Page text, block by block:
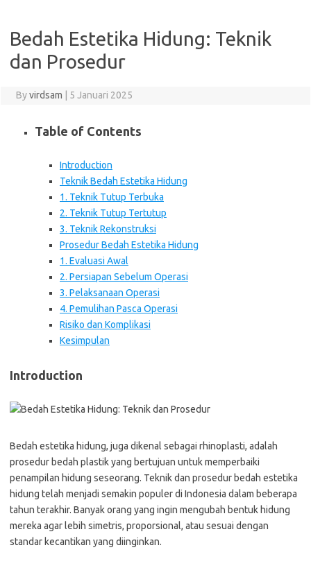
Bedah Estetika Hidung: Teknik
dan Prosedur
Byvirdsam 5 Januari 2025
Table of Contents
Introduction
Teknik Bedah Estetika Hidung
1. Teknik Tutup Terbuka
2. Teknik Tutup Tertutup
3. Teknik Rekonstruksi
Prosedur Bedah Estetika Hidung
1. Evaluasi Awal
2. Persiapan Sebelum Operasi
3. Pelaksanaan Operasi
4. Pemulihan Pasca Operasi
Risiko dan Komplikasi
Kesimpulan
Introduction
Bedah estetika hidung, juga dikenal sebagai rhinoplasti, adalah
prosedur bedah plastik yang bertujuan untuk memperbaiki
penampilan hidung seseorang. Teknik dan prosedur bedah estetika
hidung telah menjadi semakin populer di Indonesia dalam beberapa
tahun terakhir. Banyak orang yang ingin mengubah bentuk hidung
mereka agar lebih simetris, proporsional, atau sesuai dengan
standar kecantikan yang diinginkan.